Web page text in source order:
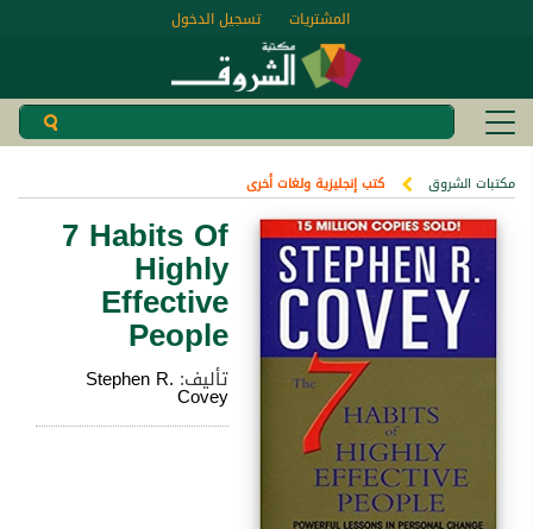
تسجيل الدخول المشتريات
مكتبات الشروق كتب إنجليزية ولغات أخرى
7 Habits Of
Highly
Effective
People
تأليف: Stephen R.
Covey